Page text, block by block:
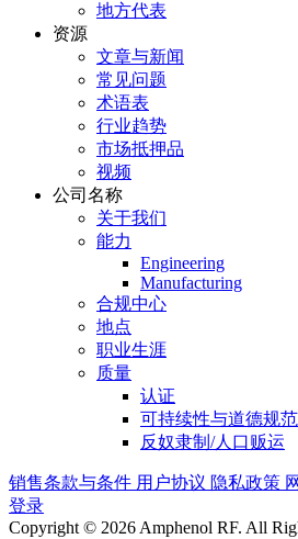
地方代表
资源
文章与新闻
常见问题
术语表
行业趋势
市场抵押品
视频
公司名称
关于我们
能力
Engineering
Manufacturing
合规中心
地点
职业生涯
质量
认证
可持续性与道德规范
反奴隶制/人口贩运
销售条款与条件 用户协议 隐私政策
登录
Copyright © 2026 Amphenol RF. All